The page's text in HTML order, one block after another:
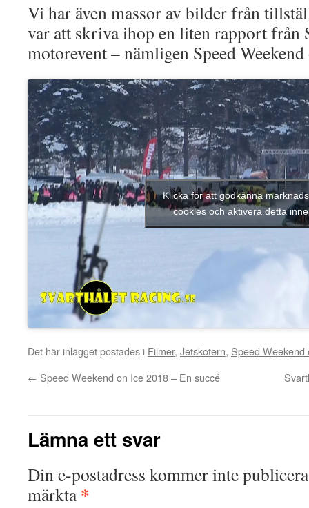
Vi har även massor av bilder från
var att skriva ihop en liten rapport från
motorevent – nämligen Speed
Klicka för att godkänna
cookies och aktivera detta
Det här inlägget postades i Filmer, Jetskotern, Speed Weekend
← Speed Weekend on Ice 2018 – En succé
Lämna ett svar
Din e-postadress kommer inte
märkta*